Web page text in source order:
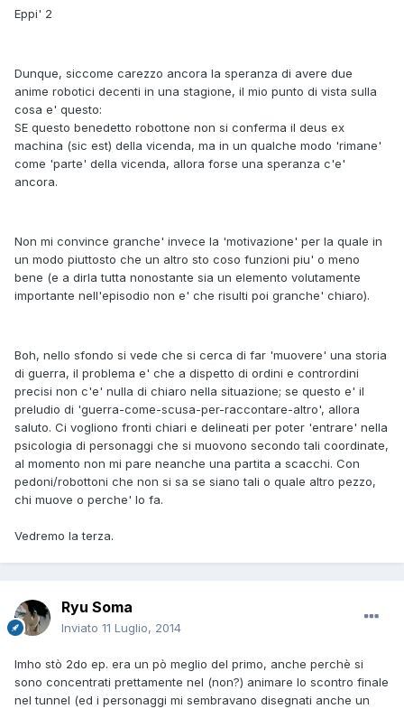
Eppi' 2
Dunque, siccome carezzo ancora la speranza di avere due
anime robotici decenti in una stagione, il mio punto di vista sulla
cosa e' questo:
SE questo benedetto robottone non si conferma il deus ex
machina (sic est) della vicenda, ma in un qualche modo 'rimane'
come 'parte' della vicenda, allora forse una speranza c'e'
ancora.
Non mi convince granche' invece la 'motivazione' per la quale in
un modo piuttosto che un altro sto coso funzioni piu' o meno
bene (e a dirla tutta nonostante sia un elemento volutamente
importante nell'episodio non e' che risulti poi granche' chiaro).
Boh, nello sfondo si vede che si cerca di far 'muovere' una storia
di guerra, il problema e' che a dispetto di ordini e contrordini
precisi non c'e' nulla di chiaro nella situazione; se questo e' il
preludio di 'guerra-come-scusa-per-raccontare-altro', allora
saluto. Ci vogliono fronti chiari e delineati per poter 'entrare' nella
psicologia di personaggi che si muovono secondo tali coordinate,
al momento non mi pare neanche una partita a scacchi. Con
pedoni/robottoni che non si sa se siano tali o quale altro pezzo,
chi muove o perche' lo fa.
Vedremo la terza.
Ryu Soma
Inviato 11 Luglio, 2014
Imho stò 2do ep. era un pò meglio del primo, anche perchè si
sono concentrati prettamente nel (non?) animare lo scontro finale
nel tunnel (ed i personaggi mi sembravano disegnati anche un